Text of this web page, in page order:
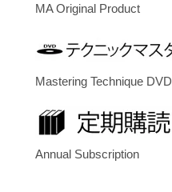
MA Original Product
Mastering Technique DVD
Annual Subscription